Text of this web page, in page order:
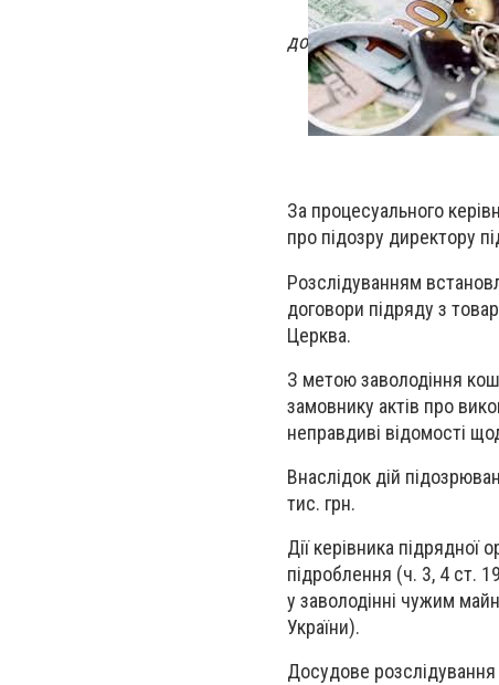
до
За процесуального
про підозру директору
Розслідуванням
договори підряду з
Церква.
З метою заволодіння
замовнику актів про
неправдиві відомості
Внаслідок дій
тис. грн.
Дії керівника підрядної
підроблення (ч. 3, 4 ст.
у заволодінні чужим
України).
Досудове розслідування